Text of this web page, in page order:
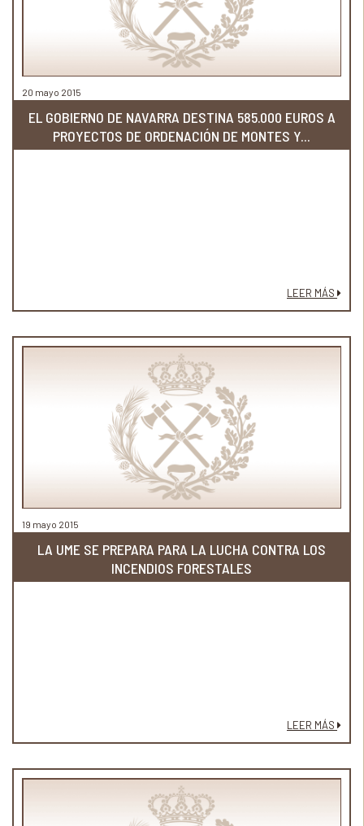
20 mayo 2015
EL GOBIERNO DE NAVARRA DESTINA 585.000 EUROS A
PROYECTOS DE ORDENACIÓN DE MONTES Y...
LEER MÁS
19 mayo 2015
LA UME SE PREPARA PARA LA LUCHA CONTRA LOS
INCENDIOS FORESTALES
LEER MÁS